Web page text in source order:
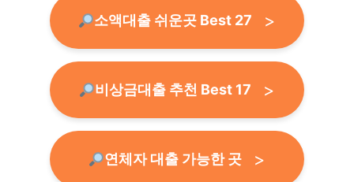
소액대출 쉬운곳 Best 27
비상금대출 추천 Best 17
연체자 대출 가능한 곳